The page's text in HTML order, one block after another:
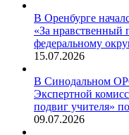
В Оренбурге
«За нравственный
федеральному
15.07.2026
В Синодальном
Экспертной
подвиг учителя»
09.07.2026